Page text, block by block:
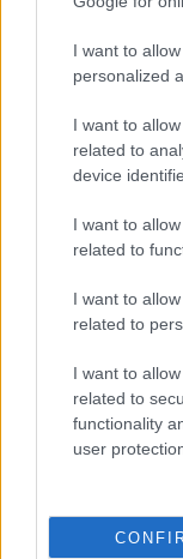
I want to
personalized
I want to
related to
device
I want to
related to
I want to
related to
I want to
related to
functionality
user
Oblivion Nem
az évben ellepik
csak örülni
ez a műfaj. Bár
is megmutatta,
mint a
Kritika
Repce Manó•2013.
Két eltérő
mostani
akciófilmjeként
történetet
tudom, hogy
félreértelmezett
Kritika:
2013.